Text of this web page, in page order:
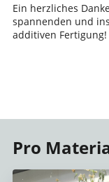
Ein herzliches
spannenden und
additiven Fertigung!
Pro